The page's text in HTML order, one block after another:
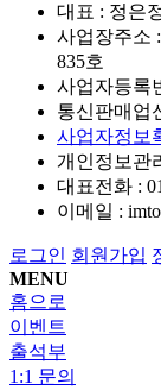
대표 : 정은
사업장주소
835호
사업자등록
통신판매업
사업자정보
개인정보관
대표전화 :
이메일 :
로그인 회원가입
MENU
홈으로
이벤트
출석부
1:1 문의